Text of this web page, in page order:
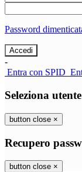
Password
-
Entra con SPID
Seleziona utente
button close ×
Recupero
button close ×